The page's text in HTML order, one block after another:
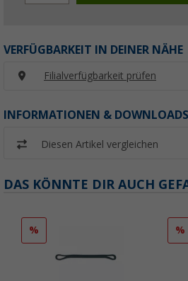
VERFÜGBARKEIT IN DEINER NÄHE
Filialverfügbarkeit prüfen
INFORMATIONEN & DOWNLOADS
Diesen Artikel vergleichen
DAS KÖNNTE DIR AUCH
% %